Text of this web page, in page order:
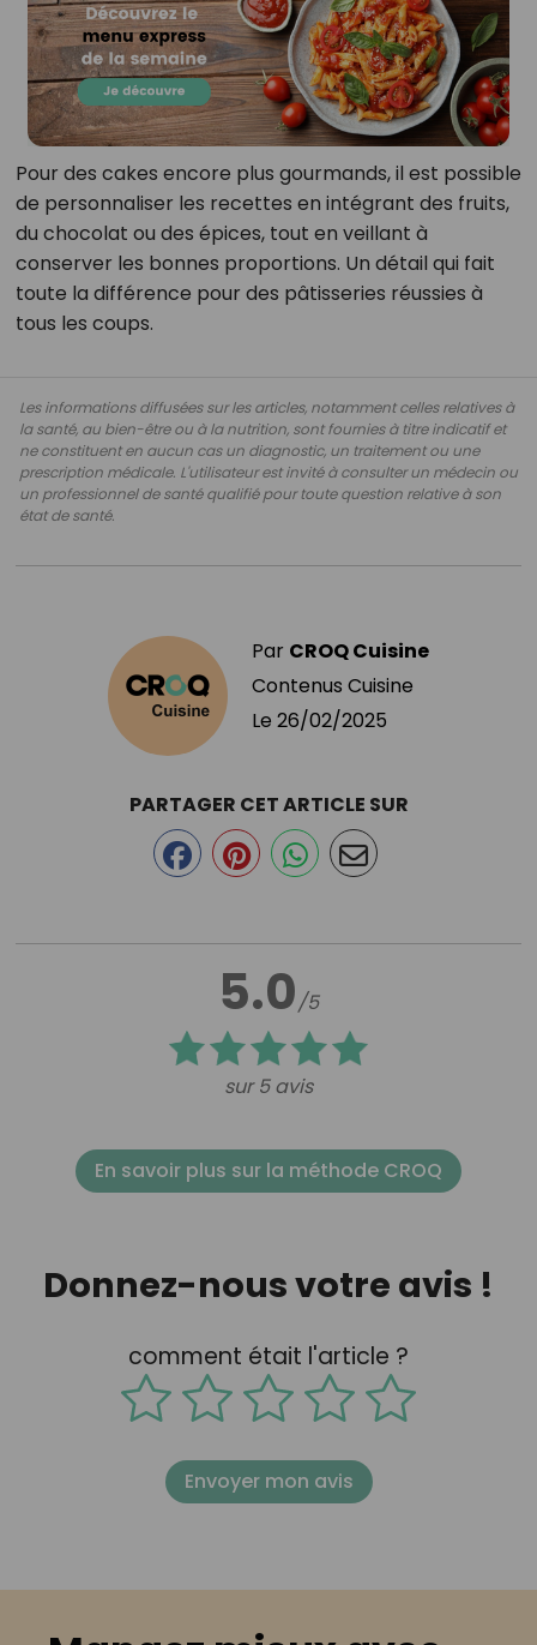
Pour des cakes encore plus gourmands, il est possible
de personnaliser les recettes en intégrant des fruits,
du chocolat ou des épices, tout en veillant à
conserver les bonnes proportions. Un détail qui fait
toute la différence pour des pâtisseries réussies à
tous les coups.
Les informations diffusées sur les articles, notamment celles relatives à
la santé, au bien-être ou à la nutrition, sont fournies à titre indicatif et
ne constituent en aucun cas un diagnostic, un traitement ou une
prescription médicale. L'utilisateur est invité à consulter un médecin ou
un professionnel de santé qualifié pour toute question relative à son
état de santé.
Par CROQ Cuisine
Contenus Cuisine
Le 26/02/2025
5.0/5
sur 5 avis
PARTAGER CET ARTICLE SUR
En savoir plus sur la méthode CROQ
Donnez-nous votre avis !
comment était l'article ?
Envoyer mon avis